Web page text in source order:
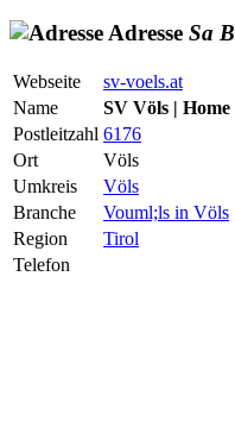
Adresse Sa B
Webseite
sv-voels.at
Name
SV Völs | Home
Postleitzahl 6176
Ort
Völs
Umkreis
Völs
Branche
Vouml;ls in Völs
Region
Tirol
Telefon